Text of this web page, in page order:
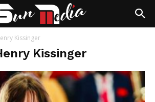
Kissinger
Kissinger